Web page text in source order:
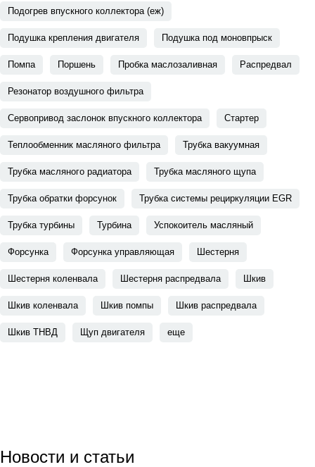
Подогрев впускного коллектора (еж)
Подушка крепления двигателя Подушка под моновпрыск
Помпа Поршень Пробка маслозаливная Распредвал
Резонатор воздушного фильтра
Сервопривод заслонок впускного коллектора Стартер
Теплообменник масляного фильтра Трубка вакуумная
Трубка масляного радиатора Трубка масляного щупа
Трубка обратки форсунок Трубка системы рециркуляции EGR
Трубка турбины Турбина Успокоитель масляный
Форсунка Форсунка управляющая Шестерня
Шестерня коленвала Шестерня распредвала Шкив
Шкив коленвала Шкив помпы Шкив распредвала
Шкив ТНВД Щуп двигателя еще
Новости и статьи